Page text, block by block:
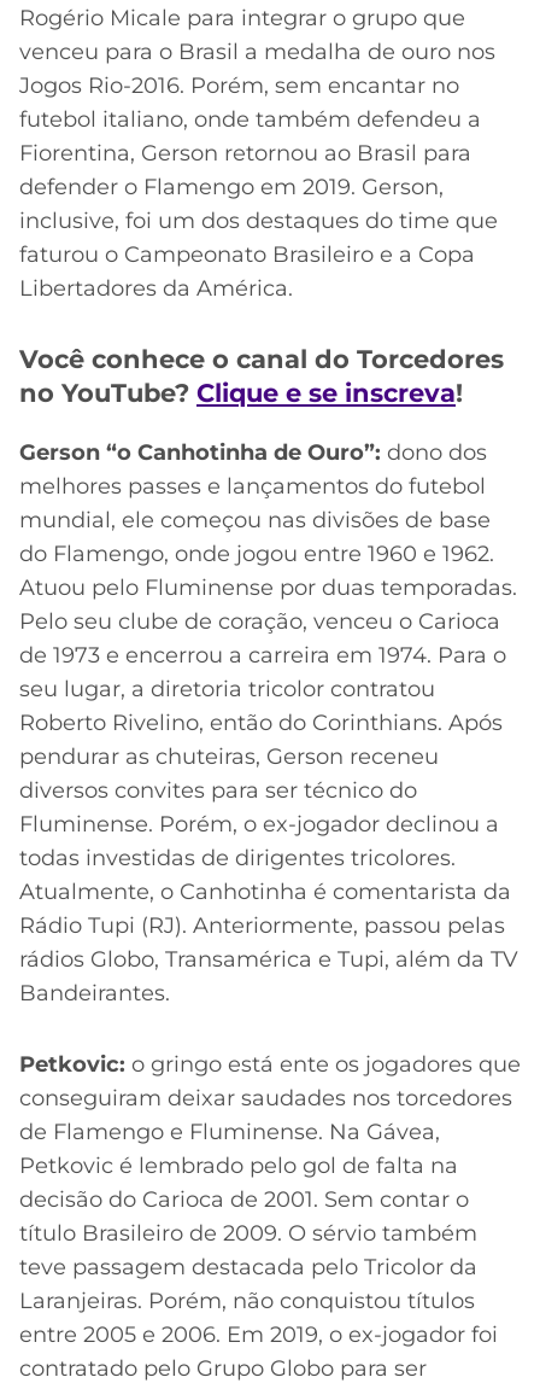
Rogério Micale para integrar o grupo que
venceu para o Brasil a medalha de ouro nos
Jogos Rio-2016. Porém, sem encantar no
futebol italiano, onde também defendeu a
Fiorentina, Gerson retornou ao Brasil para
defender o Flamengo em 2019. Gerson,
inclusive, foi um dos destaques do time que
faturou o Campeonato Brasileiro e a Copa
Libertadores da América.
Você conhece o canal do Torcedores
no YouTube? Clique e se inscreva!
Gerson “o Canhotinha de Ouro”: dono dos
melhores passes e lançamentos do futebol
mundial, ele começou nas divisões de base
do Flamengo, onde jogou entre 1960 e 1962.
Atuou pelo Fluminense por duas temporadas.
Pelo seu clube de coração, venceu o Carioca
de 1973 e encerrou a carreira em 1974. Para o
seu lugar, a diretoria tricolor contratou
Roberto Rivelino, então do Corinthians. Após
pendurar as chuteiras, Gerson receneu
diversos convites para ser técnico do
Fluminense. Porém, o ex-jogador declinou a
todas investidas de dirigentes tricolores.
Atualmente, o Canhotinha é comentarista da
Rádio Tupi (RJ). Anteriormente, passou pelas
rádios Globo, Transamérica e Tupi, além da TV
Bandeirantes.
Petkovic: o gringo está ente os jogadores que
conseguiram deixar saudades nos torcedores
de Flamengo e Fluminense. Na Gávea,
Petkovic é lembrado pelo gol de falta na
decisão do Carioca de 2001. Sem contar o
título Brasileiro de 2009. O sérvio também
teve passagem destacada pelo Tricolor da
Laranjeiras. Porém, não conquistou títulos
entre 2005 e 2006. Em 2019, o ex-jogador foi
contratado pelo Grupo Globo para ser